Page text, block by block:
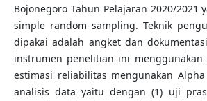
Bojonegoro Tahun Pelajaran 2020/2021
simple random sampling. Teknik
dipakai adalah angket dan
instrumen penelitian ini menggunakan
estimasi reliabilitas mengunakan Alpha
analisis data yaitu dengan (1) uji